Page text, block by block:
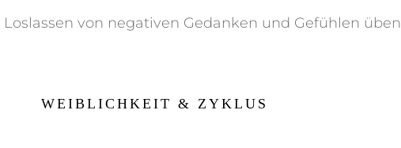
von negativen Gedanken und Gefühlen üben
WEIBLICHKEIT & ZYKLUS